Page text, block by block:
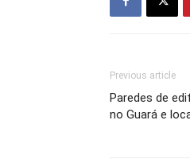
Previous article
Paredes de
no Guará e